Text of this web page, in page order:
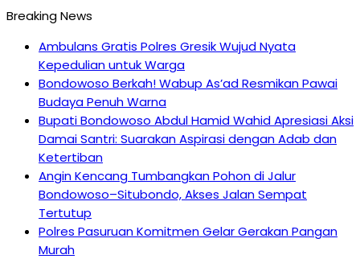
Breaking News
Ambulans Gratis Polres Gresik Wujud Nyata
Kepedulian untuk Warga
Bondowoso Berkah! Wabup As’ad Resmikan Pawai
Budaya Penuh Warna
Bupati Bondowoso Abdul Hamid Wahid Apresiasi Aksi
Damai Santri: Suarakan Aspirasi dengan Adab dan
Ketertiban
Angin Kencang Tumbangkan Pohon di Jalur
Bondowoso–Situbondo, Akses Jalan Sempat
Tertutup
Polres Pasuruan Komitmen Gelar Gerakan Pangan
Murah